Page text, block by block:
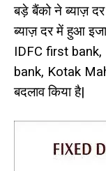
बड़े बैंको ने ब्याज़
ब्याज़ दर में हुआ
IDFC first
bank, Kotak
बदलाव किया है|